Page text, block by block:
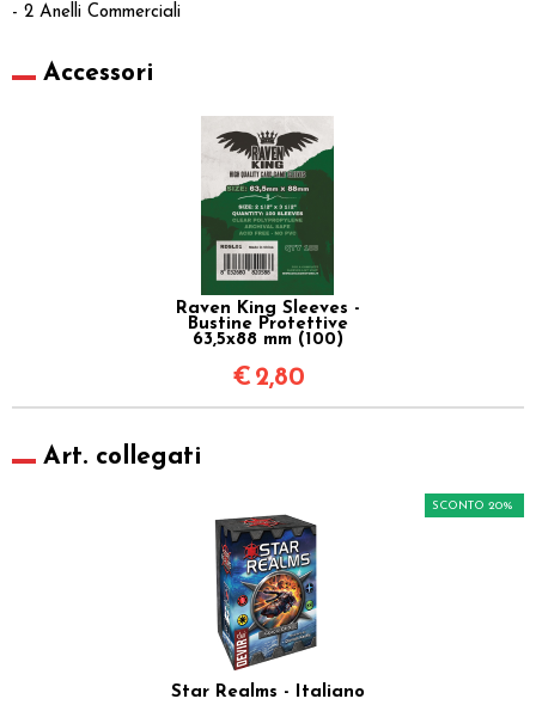
- 2 Anelli Commerciali
Accessori
Raven King Sleeves -
Bustine Protettive
63,5x88 mm (100)
€ 2,80
Art. collegati
Star Realms - Italiano
SCONTO 20%